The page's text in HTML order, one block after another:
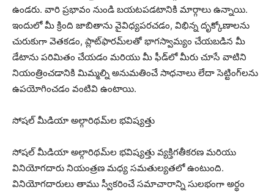
ఉండరు. వారి ప్రభావం నుండి బయటపడటానికి మార్గాలు ఉన్నాయి.
ఇందులో మీ క్రింది జాబితాను వైవిధ్యపరచడం, విభిన్న దృక్కోణాలను
చురుకుగా వెతకడం, ప్లాట్‌ఫారమ్‌లతో భాగస్వామ్యం చేయబడిన మీ
డేటాను పరిమితం చేయడం మరియు మీ ఫీడ్‌లో మీరు చూసే వాటిని
నియంత్రించడానికి మిమ్మల్ని అనుమతించే సాధనాలు లేదా సెట్టింగ్‌లను
ఉపయోగించడం వంటివి ఉంటాయి.
సోషల్ మీడియా అల్గారిథమ్‌ల భవిష్యత్తు
సోషల్ మీడియా అల్గారిథమ్‌ల భవిష్యత్తు వ్యక్తిగతీకరణ మరియు
వినియోగదారు నియంత్రణ మధ్య సమతుల్యతలో ఉంటుంది.
వినియోగదారులు తాము స్వీకరించే సమాచారాన్ని సులభంగా అర్థం